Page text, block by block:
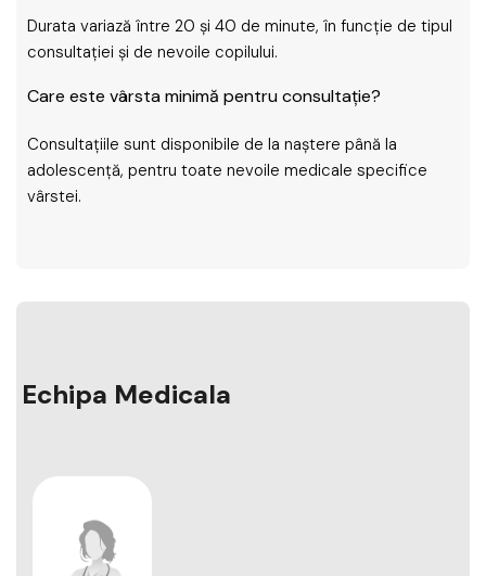
Durata variază între 20 și 40 de minute, în funcție de tipul
consultației și de nevoile copilului.
Care este vârsta minimă pentru consultație?
Consultațiile sunt disponibile de la naștere până la
adolescență, pentru toate nevoile medicale specifice
vârstei.
Echipa Medicala